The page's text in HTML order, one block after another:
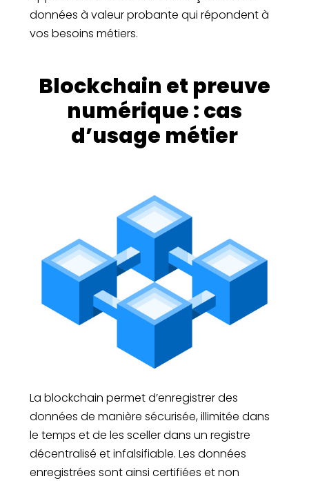
données à valeur probante qui répondent à
vos besoins métiers.
Blockchain et preuve
numérique : cas
d’usage métier
La blockchain permet d’enregistrer des
données de manière sécurisée, illimitée dans
le temps et de les sceller dans un registre
décentralisé et infalsifiable. Les données
enregistrées sont ainsi certifiées et non